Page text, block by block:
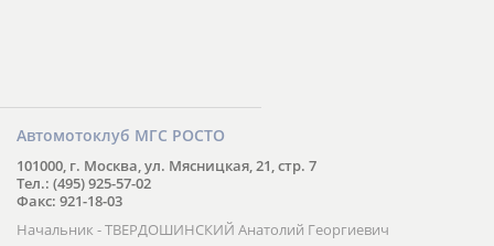
Автомотоклуб МГС РОСТО
101000, г. Москва, ул. Мясницкая, 21, стр. 7
Тел.: (495) 925-57-02
Факс: 921-18-03
Начальник - ТВЕРДОШИНСКИЙ Анатолий Георгиевич